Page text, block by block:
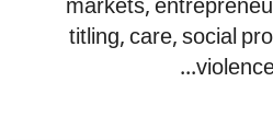
markets,
titling, care, social